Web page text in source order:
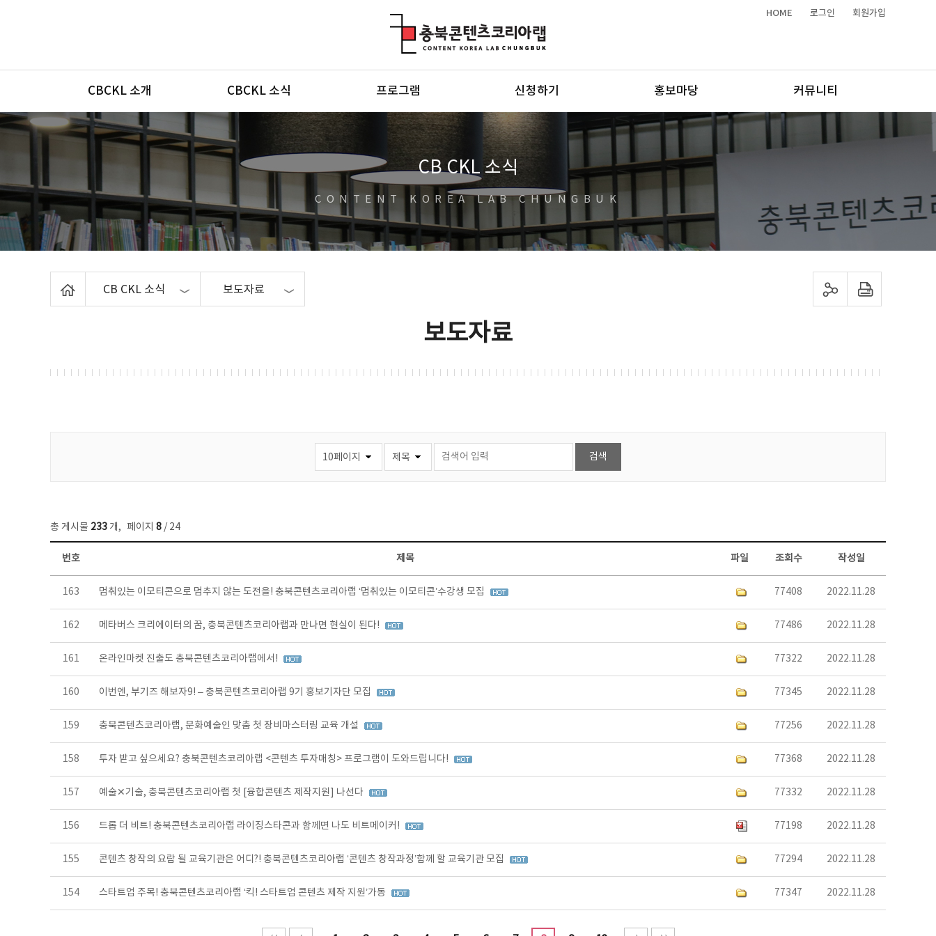
HOME 로그인 회원가입
메뉴
CBCKL 소개 CBCKL 소식 프로그램 신청하기 홍보마당 커뮤니티
CB CKL 소식
CONTENT KOREA LAB CHUNGBUK
CB CKL 소식 보도자료 sns 공유하기 프린트하기
보도자료
총 게시물 233 개, 페이지 8 / 24
보도자료 목록 - 번호, 제목, 작성자, 파일, 조회수, 작성일 정보 제공
번호 제목 파일 조회수 작성일
163 멈춰있는 이모티콘으로 멈추지 않는 도전을! 충북콘텐츠코리아랩 ‘멈춰있는 이모티콘’수강생 모집 77408 2022.11.28
162 메타버스 크리에이터의 꿈, 충북콘텐츠코리아랩과 만나면 현실이 된다! 77486 2022.11.28
161 온라인마켓 진출도 충북콘텐츠코리아랩에서! 77322 2022.11.28
160 이번엔, 부기즈 해보자9! – 충북콘텐츠코리아랩 9기 홍보기자단 모집 77345 2022.11.28
159 충북콘텐츠코리아랩, 문화예술인 맞춤 첫 장비마스터링 교육 개설 77256 2022.11.28
158 투자 받고 싶으세요? 충북콘텐츠코리아랩 <콘텐츠 투자매칭> 프로그램이 도와드립니다! 77368 2022.11.28
157 예술✕기술, 충북콘텐츠코리아랩 첫 [융합콘텐츠 제작지원] 나선다 77332 2022.11.28
156 드롭 더 비트! 충북콘텐츠코리아랩 라이징스타콘과 함께면 나도 비트메이커! 77198 2022.11.28
155 콘텐츠 창작의 요람 될 교육기관은 어디?! 충북콘텐츠코리아랩 ‘콘텐츠 창작과정’함께 할 교육기관 모집 77294 2022.11.28
154 스타트업 주목! 충북콘텐츠코리아랩 ‘킥! 스타트업 콘텐츠 제작 지원’가동 77347 2022.11.28